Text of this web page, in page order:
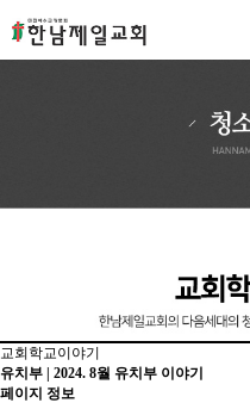
교회학교이야기
유치부 | 2024. 8월 유치부 이야기
페이지 정보